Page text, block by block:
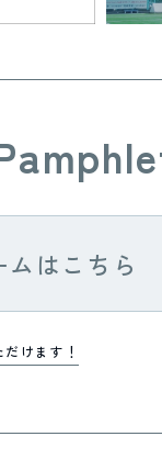
はこちら
けます！